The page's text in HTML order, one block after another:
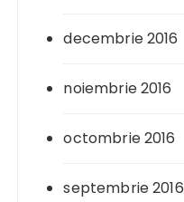
decembrie 2016
noiembrie 2016
octombrie 2016
septembrie 2016